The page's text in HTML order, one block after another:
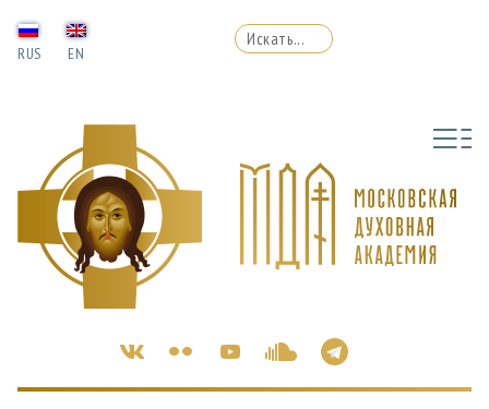
RUS EN